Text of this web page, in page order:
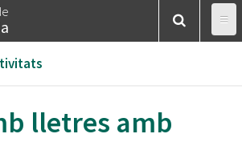
lletres amb